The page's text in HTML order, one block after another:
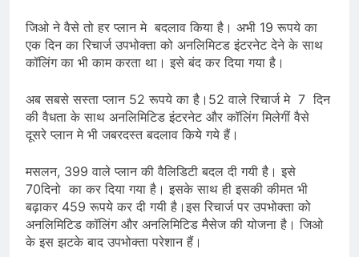
जिओ ने वैसे तो हर प्लान मे बदलाव किया है। अभी 19 रूपये का
एक दिन का रिचार्ज उपभोक्ता को अनलिमिटड इंटरनेट देने के साथ
कॉलिंग का भी काम करता था। इसे बंद कर दिया गया है।
अब सबसे सस्ता प्लान 52 रूपये का है।52 वाले रिचार्ज मे 7 दिन
की वैधता के साथ अनलिमिटिड इंटरनेट और कॉलिंग मिलेगीं वैसे
दूसरे प्लान मे भी जबरदस्त बदलाव किये गये हैं।
मसलन, 399 वाले प्लान की वैलिडिटी बदल दी गयी है। इसे
70दिनो का कर दिया गया है। इसके साथ ही इसकी कीमत भी
बढ़ाकर 459 रूपये कर दी गयी है।इस रिचार्ज पर उपभोक्ता को
अनलिमिटिड कॉलिंग और अनलिमिटिड मैसेज की योजना है। जिओ
के इस झटके बाद उपभोक्ता परेशान हैं।